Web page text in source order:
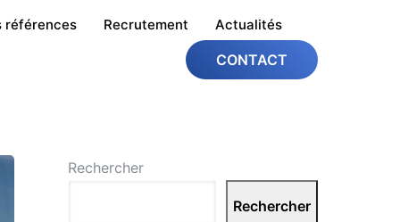
références Recrutement Actualités
CONTACT
Rechercher
Rechercher